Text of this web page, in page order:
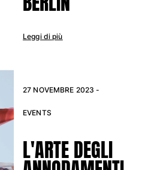
Leggi di più
27 NOVEMBRE 2023 -
EVENTS
L'ARTE DEGLI